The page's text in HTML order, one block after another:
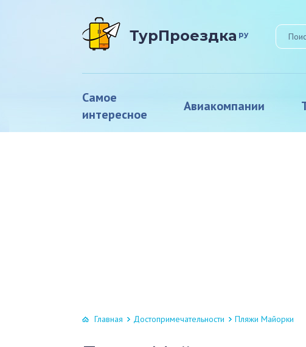
ТурПроездка ру
Самое
интересное
Авиакомпании
Главная Достопримечательности Пляжи Майорки